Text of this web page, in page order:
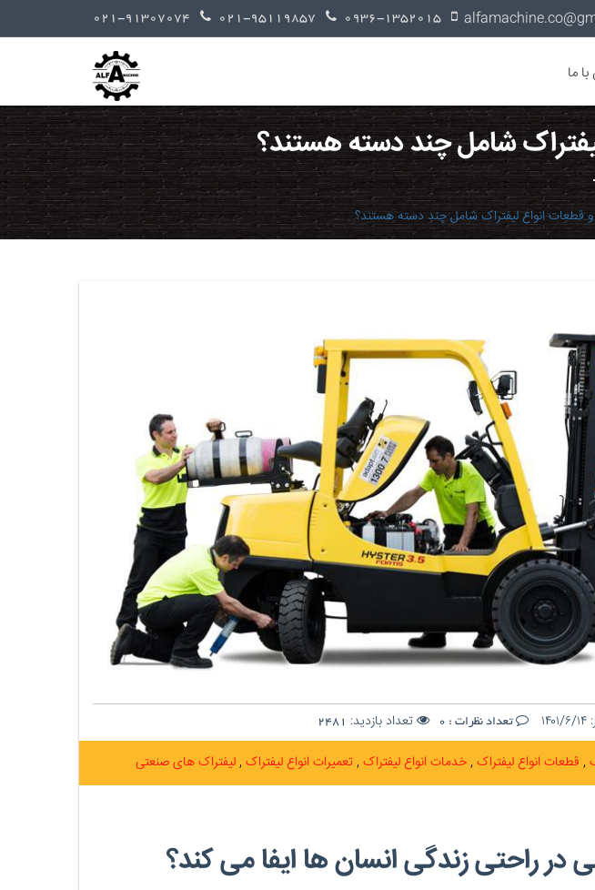
ما
شامل چند دسته هستند؟
قطعات انواع لیفتراک شامل چند دسته هستند؟
۱۴۰۱/۶/۱۴ تعداد نظرات : 0 تعداد بازدید: 2481
قطعات انواع لیفتراک خدمات انواع لیفتراک تعمیرات انواع لیفتراک لیفتراک های صنعتی
در راحتی زندگی انسان ها ایفا می کند؟